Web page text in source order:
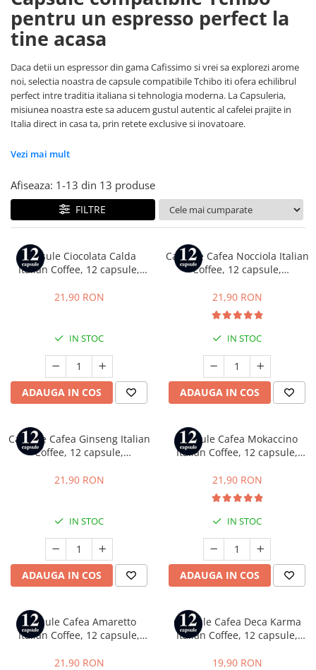
Capsule compatibile Bialetti
Capsule compatibile Beanz
Capsule compatibile Uno System
PADURI CAFEA & MONODOZE
Paduri cafea ESE44
CAFEA BOABE
pentru un espresso perfect la
tine acasa
Daca detii un espressor din gama Cafissimo si vrei sa explorezi arome
noi, selectia noastra de capsule compatibile Tchibo iti ofera echilibrul
perfect intre traditia italiana si tehnologia moderna. La Capsuleria,
misiunea noastra este sa aducem gustul autentic al cafelei prajite in
Italia direct in casa ta, prin retete exclusive si inovatoare.
Vezi mai mult
Afiseaza: 1-13 din 13 produse
FILTRE
Capsule Ciocolata Calda
Italian Coffee, 12 capsule,
Cafissimo, Caffitaly si Beanz
21,90 RON
IN STOC
ADAUGA IN COS
Capsule Cafea Nocciola Italian
Coffee, 12 capsule,
Cafissimo, Caffitaly si Beanz
21,90 RON
IN STOC
ADAUGA IN COS
Capsule Cafea Ginseng Italian
Coffee, 12 capsule,
Cafissimo, Caffitaly si Beanz
21,90 RON
IN STOC
ADAUGA IN COS
Capsule Cafea Mokaccino
Italian Coffee, 12 capsule,
Cafissimo, Caffitaly si Beanz
21,90 RON
IN STOC
ADAUGA IN COS
Capsule Cafea Amaretto
Italian Coffee, 12 capsule,
Cafissimo, Caffitaly si Beanz
21,90 RON
Capsule Cafea Deca Karma
Italian Coffee, 12 capsule,
Cafissimo, Caffitaly si Beanz
19,90 RON